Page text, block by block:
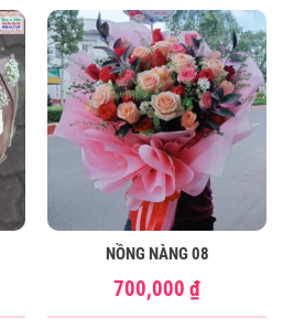
NỒNG NÀNG 08
700,000 ₫